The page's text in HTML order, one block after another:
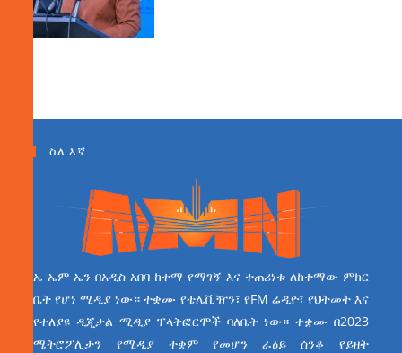
ስለ እኛ
ኤ ኤም ኤን በአዲስ አበባ ከተማ የማገኝ እና ተጠሪነቱ ለከተማው ምክር
ቤት የሆነ ሚዲያ ነው። ተቋሙ የቴሌቪዥን፣ የFM ሬዲዮ፣ የህትመት እና
የተለያዩ ዲጂታል ሚዲያ ፕላትፎርሞች ባለቤት ነው። ተቋሙ በ2023
ሜትሮፖሊታን የሚዲያ ተቋም የመሆን ራዕይ ሰንቆ የይዘት